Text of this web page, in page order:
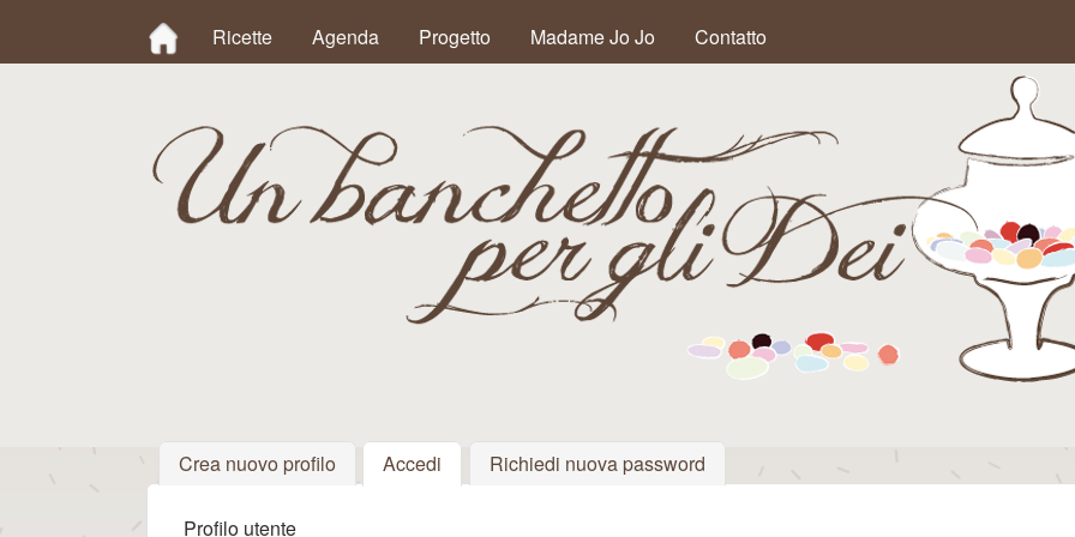
principale
MAIN MENU
Ricette Agenda Progetto Madame Jo Jo Contatto
Banchetto
Crea nuovo profilo Accedi (scheda attiva)
Richiedi nuova password
Profilo utente